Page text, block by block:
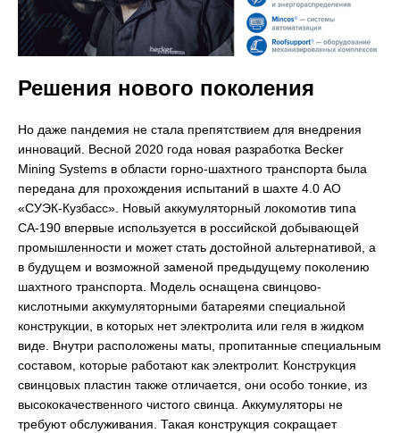
Решения нового поколения
Но даже пандемия не стала препятствием для внедрения
инноваций. Весной 2020 года новая разработка Becker
Mining Systems в области горно-шахтного транспорта была
передана для прохождения испытаний в шахте 4.0 АО
«СУЭК-Кузбасс». Новый аккумуляторный локомотив типа
СА-190 впервые используется в российской добывающей
промышленности и может стать достойной альтернативой, а
в будущем и возможной заменой предыдущему поколению
шахтного транспорта. Модель оснащена свинцово-
кислотными аккумуляторными батареями специальной
конструкции, в которых нет электролита или геля в жидком
виде. Внутри расположены маты, пропитанные специальным
составом, которые работают как электролит. Конструкция
свинцовых пластин также отличается, они особо тонкие, из
высококачественного чистого свинца. Аккумуляторы не
требуют обслуживания. Такая конструкция сокращает